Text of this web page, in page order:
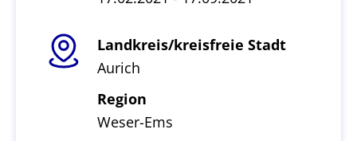
Landkreis/kreisfreie Stadt
Aurich
Region
Weser-Ems